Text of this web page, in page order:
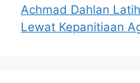
Achmad Dahlan
Lewat Kepanitiaan